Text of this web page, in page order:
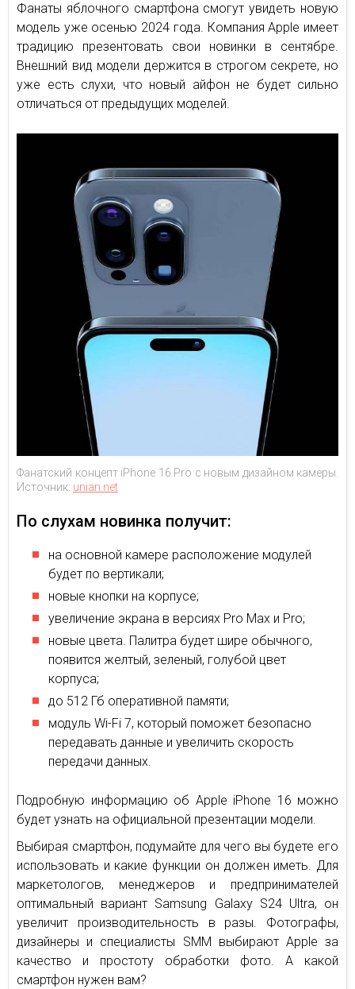
Фанаты яблочного смартфона смогут увидеть новую
модель уже осенью 2024 года. Компания Apple имеет
традицию презентовать свои новинки в сентябре.
Внешний вид модели держится в строгом секрете, но
уже есть слухи, что новый айфон не будет сильно
отличаться от предыдущих моделей.
Фанатский концепт iPhone 16 Pro с новым дизайном камеры.
Источник: unian.net
По слухам новинка получит:
на основной камере расположение модулей
будет по вертикали;
новые кнопки на корпусе;
увеличение экрана в версиях Pro Max и Pro;
новые цвета. Палитра будет шире обычного,
появится желтый, зеленый, голубой цвет
корпуса;
до 512 Гб оперативной памяти;
модуль Wi-Fi 7, который поможет безопасно
передавать данные и увеличить скорость
передачи данных.
Подробную информацию об Apple iPhone 16 можно
будет узнать на официальной презентации модели.
Выбирая смартфон, подумайте для чего вы будете его
использовать и какие функции он должен иметь. Для
маркетологов, менеджеров и предпринимателей
оптимальный вариант Samsung Galaxy S24 Ultra, он
увеличит производительность в разы. Фотографы,
дизайнеры и специалисты SMM выбирают Apple за
качество и простоту обработки фото. А какой
смартфон нужен вам?